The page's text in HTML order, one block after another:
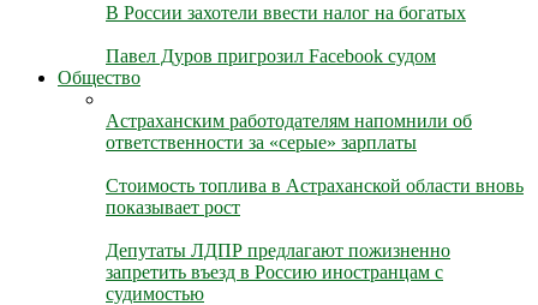
В России захотели ввести налог на богатых
Павел Дуров пригрозил Facebook судом
Общество
Астраханским работодателям напомнили об
ответственности за «серые» зарплаты
Стоимость топлива в Астраханской области вновь
показывает рост
Депутаты ЛДПР предлагают пожизненно
запретить въезд в Россию иностранцам с
судимостью